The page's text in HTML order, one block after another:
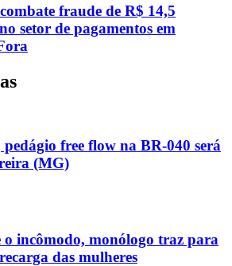
fraude de R$ 14,5
setor de pagamentos em
free flow na BR-040 será
(MG)
o incômodo, monólogo traz para
das mulheres